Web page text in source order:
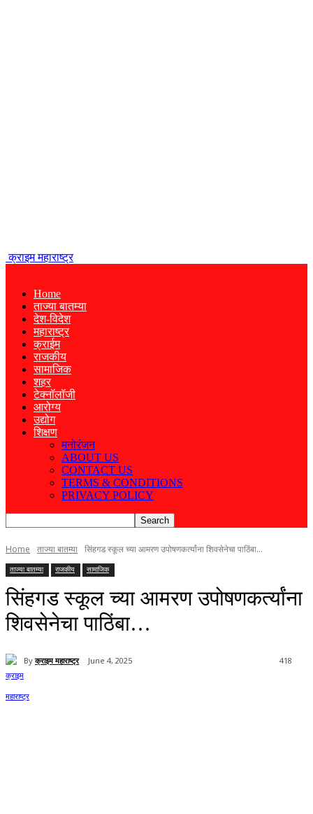
क्राइम महाराष्ट्र
Home
ताज्या बातम्या
देश-विदेश
महाराष्ट्र
क्राईम
राजकीय
सामाजिक
शहर
टेक्नॉलॉजी
आरोग्य
उद्योग
शिक्षण
मनोरंजन
ABOUT US
CONTACT US
TERMS & CONDITIONS
PRIVACY POLICY
Home ताज्या बातम्या सिंहगड स्कूल च्या आमरण उपोषणकर्त्यांना शिवसेनेचा पाठिंबा…
ताज्या बातम्या राजकीय सामाजिक
सिंहगड स्कूल च्या आमरण उपोषणकर्त्यांना
शिवसेनेचा पाठिंबा…
By क्राइम महाराष्ट्र June 4, 2025 418